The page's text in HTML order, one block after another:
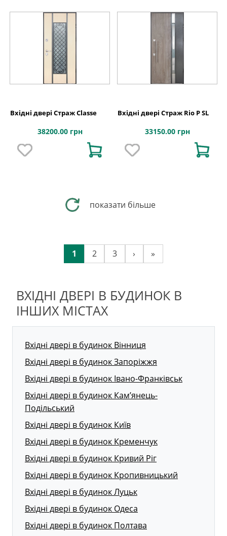
Вхідні двері Страж Classe
38200.00 грн
Вхідні двері Страж Rio P SL
33150.00 грн
показати більше
1 2 3 › »
ВХІДНІ ДВЕРІ В БУДИНОК В
ІНШИХ МІСТАХ
Вхідні двері в будинок Вінниця
Вхідні двері в будинок Запоріжжя
Вхідні двері в будинок Івано-Франківськ
Вхідні двері в будинок Кам’янець-
Подільський
Вхідні двері в будинок Київ
Вхідні двері в будинок Кременчук
Вхідні двері в будинок Кривий Ріг
Вхідні двері в будинок Кропивницький
Вхідні двері в будинок Луцьк
Вхідні двері в будинок Одеса
Вхідні двері в будинок Полтава